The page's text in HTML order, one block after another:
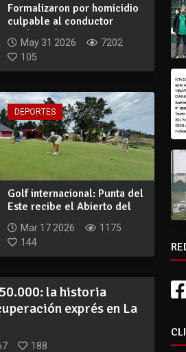
Formalizaron por homicidio
culpable al conductor
involucrado...
May 31 2026
7202
105
DEPORTES
Golf internacional: Punta del
Este recibe el Abierto del
Mar 17 2026
1175
144
la historia
exprés en La
188